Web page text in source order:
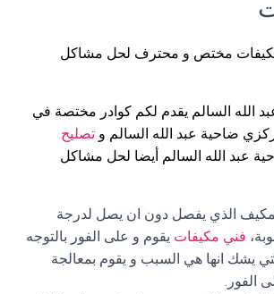
مختص و محترف لحل مشاكل
الله السالم يقدم لكم كوادر مختصة في
ضاحية عبد الله السالم و تصليح
عبد الله السالم أيضا لحل مشاكل
الذي يفصل دون ان يصل لدرجة
فني مكيفات يقوم و على الفور بالتوجه
يشك انها هي السبب و يقوم بمعالجة
الفور.